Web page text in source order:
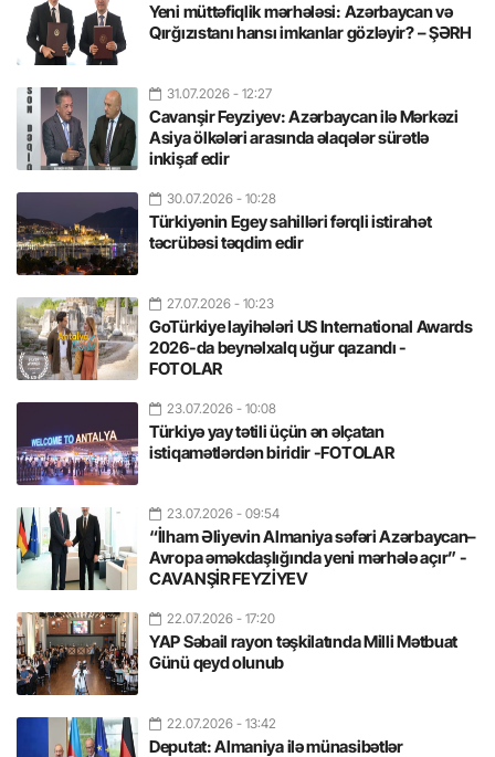
Yeni müttəfiqlik mərhələsi: Azərbaycan və
Qırğızıstanı hansı imkanlar gözləyir? – ŞƏRH
31.07.2026 - 12:27
Cavanşir Feyziyev: Azərbaycan ilə Mərkəzi
Asiya ölkələri arasında əlaqələr sürətlə
inkişaf edir
30.07.2026 - 10:28
Türkiyənin Egey sahilləri fərqli istirahət
təcrübəsi təqdim edir
27.07.2026 - 10:23
GoTürkiye layihələri US International Awards
2026-da beynəlxalq uğur qazandı -
FOTOLAR
23.07.2026 - 10:08
Türkiyə yay tətili üçün ən əlçatan
istiqamətlərdən biridir -FOTOLAR
23.07.2026 - 09:54
“İlham Əliyevin Almaniya səfəri Azərbaycan–
Avropa əməkdaşlığında yeni mərhələ açır” -
CAVANŞİR FEYZİYEV
22.07.2026 - 17:20
YAP Səbail rayon təşkilatında Milli Mətbuat
Günü qeyd olunub
22.07.2026 - 13:42
Deputat: Almaniya ilə münasibətlər